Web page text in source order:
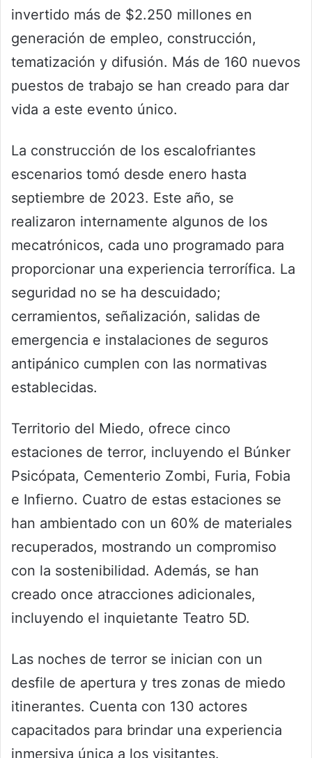
invertido más de $2.250 millones en
generación de empleo, construcción,
tematización y difusión. Más de 160 nuevos
puestos de trabajo se han creado para dar
vida a este evento único.
La construcción de los escalofriantes
escenarios tomó desde enero hasta
septiembre de 2023. Este año, se
realizaron internamente algunos de los
mecatrónicos, cada uno programado para
proporcionar una experiencia terrorífica. La
seguridad no se ha descuidado;
cerramientos, señalización, salidas de
emergencia e instalaciones de seguros
antipánico cumplen con las normativas
establecidas.
Territorio del Miedo, ofrece cinco
estaciones de terror, incluyendo el Búnker
Psicópata, Cementerio Zombi, Furia, Fobia
e Infierno. Cuatro de estas estaciones se
han ambientado con un 60% de materiales
recuperados, mostrando un compromiso
con la sostenibilidad. Además, se han
creado once atracciones adicionales,
incluyendo el inquietante Teatro 5D.
Las noches de terror se inician con un
desfile de apertura y tres zonas de miedo
itinerantes. Cuenta con 130 actores
capacitados para brindar una experiencia
inmersiva única a los visitantes.